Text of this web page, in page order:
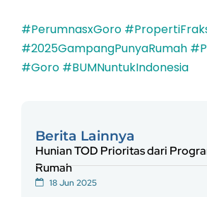
#PerumnasxGoro
#2025GampangPunyaRumah
#Goro #BUMNuntukIndonesia
Berita Lainnya
Hunian TOD Prioritas dari
Rumah
18 Jun 2025